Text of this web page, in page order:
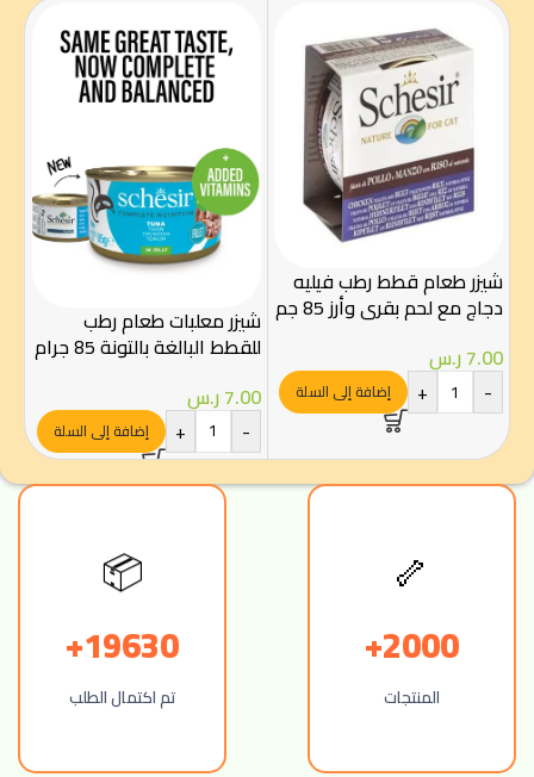
شيزر طعام قطط رطب فيليه
دجاج مع لحم بقري وأرز 85 جم
7.00ر.س
-
+ إضافة إلى السلة
شيزر معلبات طعام رطب
للقطط البالغة بالتونة 85 جرام
7.00ر.س
-
+ إضافة إلى السلة
🦴
2000+
المنتجات
📦
19630+
تم اكتمال الطلب